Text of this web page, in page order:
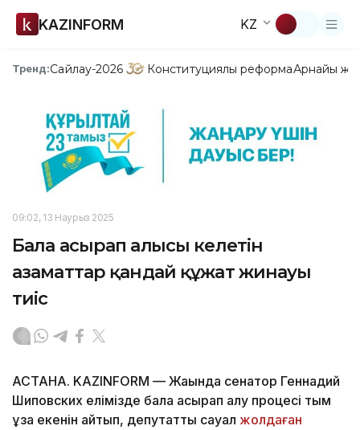
KAZINFORM KZ
Тренд:Сайлау-2026 Конституциялық реформаАрнайы
09:02, 13 Наурыз 2025
Бала асырап алғысы келетін
азаматтар қандай құжат жинауы
тиіс
АСТАНА. KAZINFORM — Жақында сенатор Геннадий
Шиповских елімізде бала асырап алу процесі тым
ұзақ екенін айтып, депутаттық сауал жолдаған